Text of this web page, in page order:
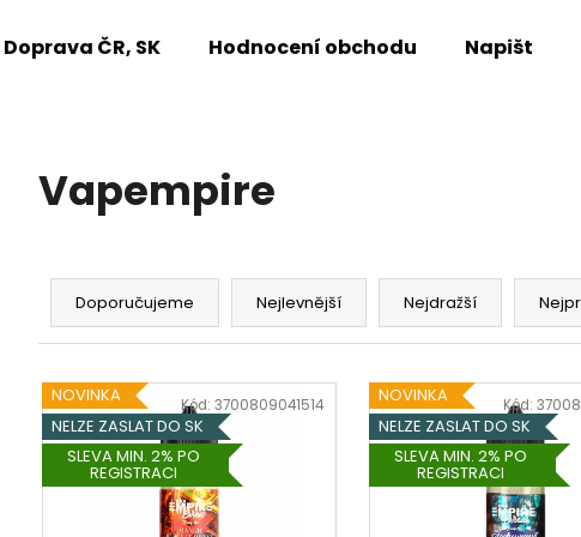
Doprava ČR, SK Hodnocení obchodu Napište
Vapempire
Ř
z
n
í
r
Doporučujeme Nejlevnější Nejdražší
V
ý
p
NOVINKA
NELZE ZASLAT DO SK
SLEVA MIN. 2% PO
REGISTRACI
Kód:3700809041514
NOVINKA
NELZE ZASLAT DO SK
SLEVA MIN. 2% PO
REGISTRACI
Kód:
Doporučujeme